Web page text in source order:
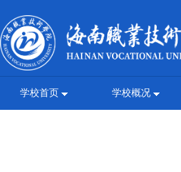
学校首页 学校概况